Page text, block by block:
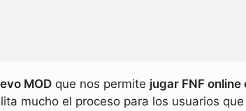
MOD que nos permite jugar FNF
mucho el proceso para los usuarios